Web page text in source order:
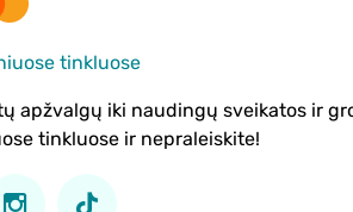
tinkluose
apžvalgų iki naudingų sveikatos ir
tinkluose ir nepraleiskite!